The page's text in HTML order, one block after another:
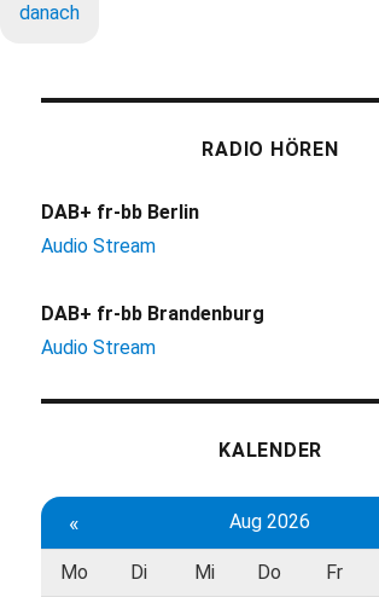
danach
RADIO HÖREN
DAB+ fr-bb Berlin
Audio Stream
DAB+ fr-bb Brandenburg
Audio Stream
KALENDER
« Aug 2026
Mo Di Mi Do Fr